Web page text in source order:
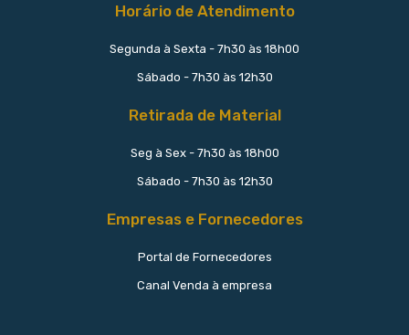
Horário de Atendimento
Segunda à Sexta - 7h30 às 18h00
Sábado - 7h30 às 12h30
Retirada de Material
Seg à Sex - 7h30 às 18h00
Sábado - 7h30 às 12h30
Empresas e Fornecedores
Portal de Fornecedores
Canal Venda à empresa